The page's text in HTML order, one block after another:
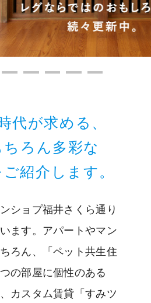
代が求める、
ろん多彩な
紹介します。
ショプ福井さくら通り
ます。アパートやマン
ろん、「ペット共生住
の部屋に個性のある
カスタム賃貸「すみツ